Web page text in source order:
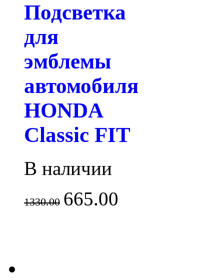
Подсветка
для
эмблемы
автомобиля
HONDA
Classic FIT
В наличии
1330.00 665.00